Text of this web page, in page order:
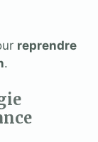
reprendre
.